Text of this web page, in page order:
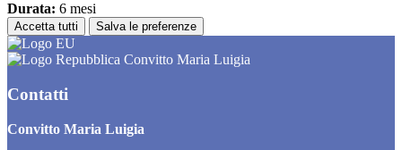
Durata: 6 mesi
Accetta tutti Salva le preferenze
Convitto Maria Luigia
Contatti
Convitto Maria Luigia